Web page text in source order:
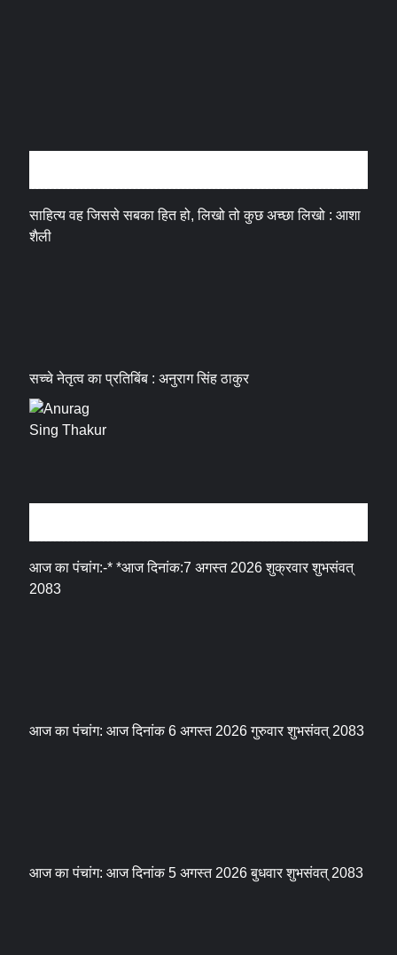
साहित्य वह जिससे सबका हित हो, लिखो तो कुछ अच्छा लिखो : आशा
शैली
सच्चे नेतृत्व का प्रतिबिंब : अनुराग सिंह ठाकुर
आज का पंचांग:-* *आज दिनांक:7 अगस्त 2026 शुक्रवार शुभसंवत्
2083
आज का पंचांग: आज दिनांक 6 अगस्त 2026 गुरुवार शुभसंवत् 2083
आज का पंचांग: आज दिनांक 5 अगस्त 2026 बुधवार शुभसंवत् 2083